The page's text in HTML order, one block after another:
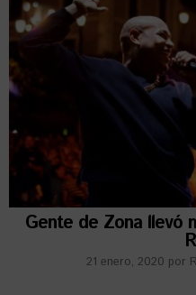
Gente de Zona llevó
21 enero, 2020 por